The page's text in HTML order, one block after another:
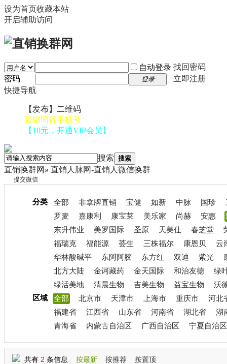
设为首页收藏本站
开启辅助访问
自动登录 找回密码
密码
登录
立即注册
快捷导航
【发布】二维码
直销同行手机号
【10元，开通VIP会员】
搜索 搜索
直销换群网 » 直销人脉网-直销人微信换群
提交微信
分类 全部 非拿牌直销 宝健 如新 中脉 国珍
罗麦
嘉康利 康宝莱 美乐家 尚赫 安惠
东升伟业
美罗国际 圣原 天美仕 春芝堂
福瑞克
福能源 荟生 三株福尔 康恩贝
云
华林酸碱平
东阿阿胶 东方红 双迪 紫光
北方大陆
金诃藏药 金天国际 和治友德
绿
绿活美地
清晨生物 吉美生物 益宝生物
沃
区域
全部 北京市 天津市 上海市 重庆市
河北
福建省
江西省 山东省 河南省 湖北省
湖
青海省
内蒙古自治区 广西自治区 宁夏自治区
共有 2 条信息 按最新 按推荐 按置顶